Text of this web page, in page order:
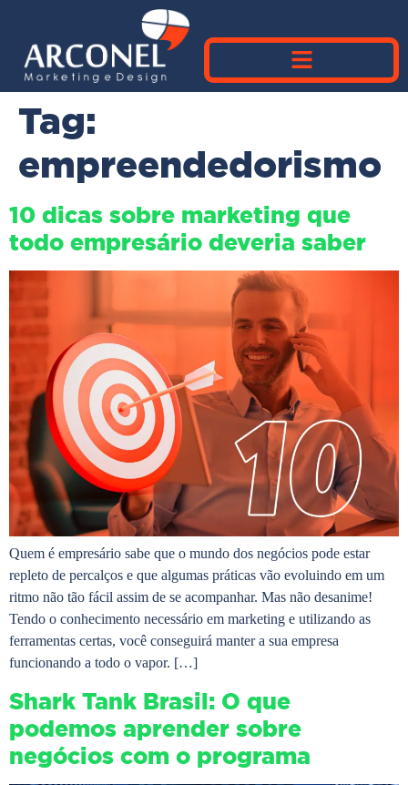
Tag:
empreendedorismo
10 dicas sobre marketing que
todo empresário deveria saber
Quem é empresário sabe que o mundo dos negócios pode estar
repleto de percalços e que algumas práticas vão evoluindo em um
ritmo não tão fácil assim de se acompanhar. Mas não desanime!
Tendo o conhecimento necessário em marketing e utilizando as
ferramentas certas, você conseguirá manter a sua empresa
funcionando a todo o vapor. […]
Shark Tank Brasil: O que
podemos aprender sobre
negócios com o programa